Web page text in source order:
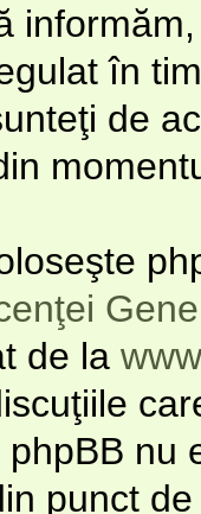
în
de
de la
nu
punct